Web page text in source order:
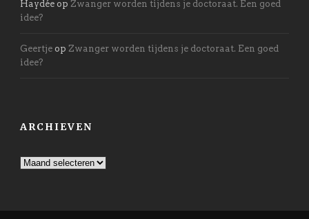
Haydée op Zwanger worden tijdens je doctoraat. Een goed
idee?
Geertje op Zwanger worden tijdens je doctoraat. Een goed
idee?
ARCHIEVEN
Archieven